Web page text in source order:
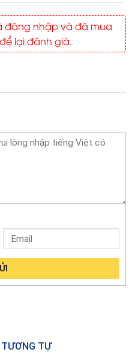
đăng nhập và đã mua
lại đánh giá.
TỰ